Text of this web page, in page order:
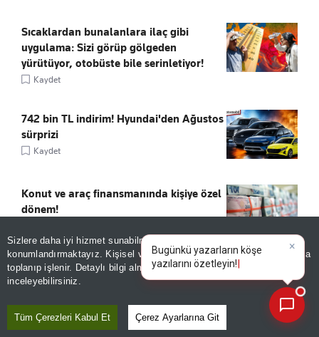
Sizlere daha iyi hizmet sunabilmek adına sitemizde
konumlandırmaktayız. Kişisel verileriniz, KVKK ve GDPR kapsamında
toplanıp işlenir. Detaylı bilgi almak içinAydınlatma Metnimizi
inceleyebilirsiniz.
Tüm Çerezleri Kabul Et Çerez Ayarlarına Git
Sıcaklardan bunalanlara ilaç gibi
uygulama: Sizi görüp gölgeden
yürütüyor, otobüste bile serinletiyor!
Kaydet
742 bin TL indirim! Hyundai'den Ağustos
sürprizi
Kaydet
Konut ve araç finansmanında kişiye özel
dönem!
ÖNE ÇIKANLAR
Bugünkü yazarların köşe yazıl